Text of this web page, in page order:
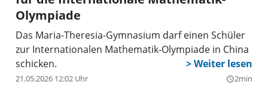
Olympiade
Das Maria-Theresia-Gymnasium darf einen Schüler
zur Internationalen Mathematik-Olympiade in China
schicken.
21.05.2026 12:02 Uhr query_builder2min